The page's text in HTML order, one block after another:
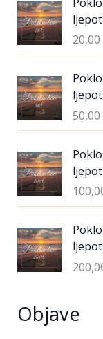
20,00
50,00
Objave